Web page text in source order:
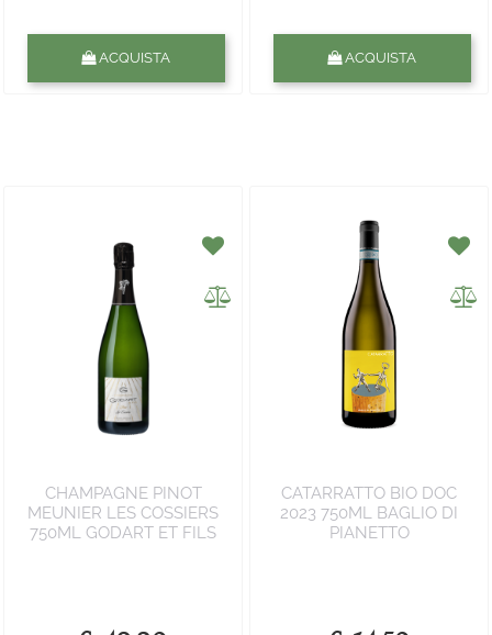
ACQUISTA ACQUISTA
CHAMPAGNE PINOT
MEUNIER LES COSSIERS
750ML GODART ET FILS
CATARRATTO BIO DOC
2023 750ML BAGLIO DI
PIANETTO